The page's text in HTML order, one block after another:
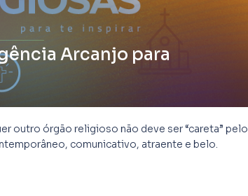
Arcanjo para
outro órgão religioso não deve ser “careta” pelo
comunicativo, atraente e belo.